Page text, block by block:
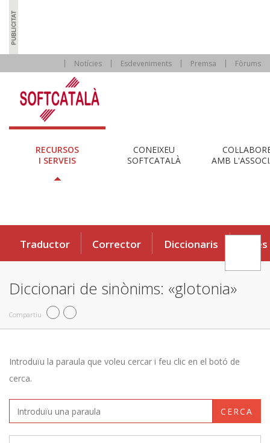
Notícies Esdeveniments Premsa Fòrums
RECURSOS
I SERVEIS
CONEIXEU
SOFTCATALÀ
AMB
Traductor Corrector Diccionaris Eines
Diccionari de sinònims: «glotonia»
Compartiu
Introduïu la paraula que voleu cercar i feu clic en el botó de
cerca.
CERCA